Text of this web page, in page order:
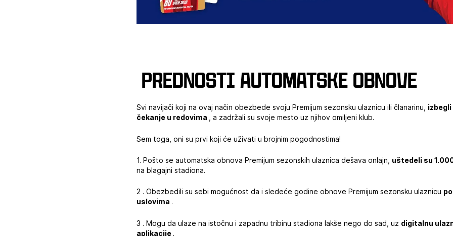
Prednosti automatske obnove
Svi navijači koji na ovaj način obezbede svoju Premijum sezonsku ulaznicu ili članarinu,
čekanje u redovima
, a zadržali su svoje mesto uz njihov omiljeni klub.
Sem toga, oni su prvi koji će uživati u brojnim pogodnostima!
1. Pošto se automatska obnova Premijum sezonskih ulaznica dešava onlajn, uštedeli su
na blagajni stadiona.
2 . Obezbedili su sebi mogućnost da i sledeće godine obnove Premijum sezonsku ulaznicu
uslovima .
3 . Mogu da ulaze na istočnu i zapadnu tribinu stadiona lakše nego do sad, uz digitalnu
aplikacije .